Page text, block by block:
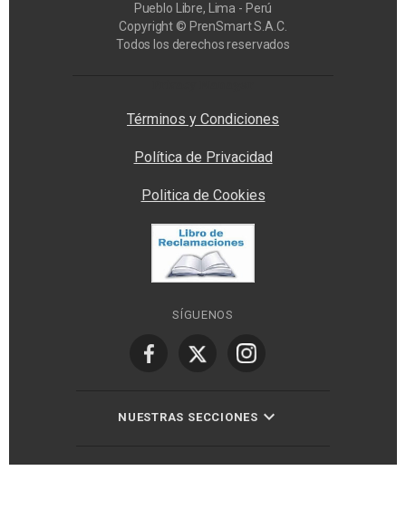
Pueblo Libre, Lima - Perú
Copyright © PrenSmart S.A.C.
Todos los derechos reservados
Términos y Condiciones
Política de Privacidad
Politica de Cookies
SÍGUENOS
NUESTRAS SECCIONES